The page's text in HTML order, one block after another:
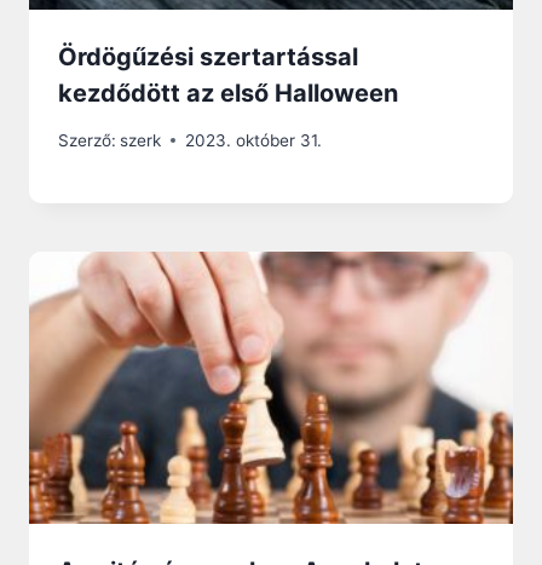
Ördögűzési szertartással
kezdődött az első Halloween
Szerző: szerk 2023. október 31.